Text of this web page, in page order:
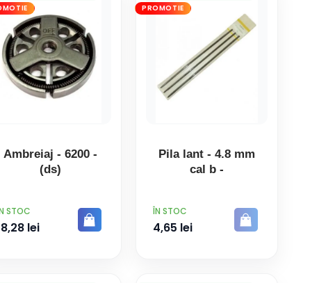
Ambreiaj - 6200 -
(ds)
STOC
lei
PROMOTIE
Pila lant - 4.8 mm
cal b -
PRET
ÎN STOC
4,65 lei